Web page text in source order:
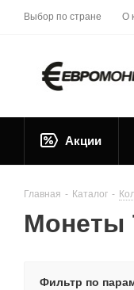
Выбор по стране О
Акции
Главная - Каталог -
Монеты
Фильтр по